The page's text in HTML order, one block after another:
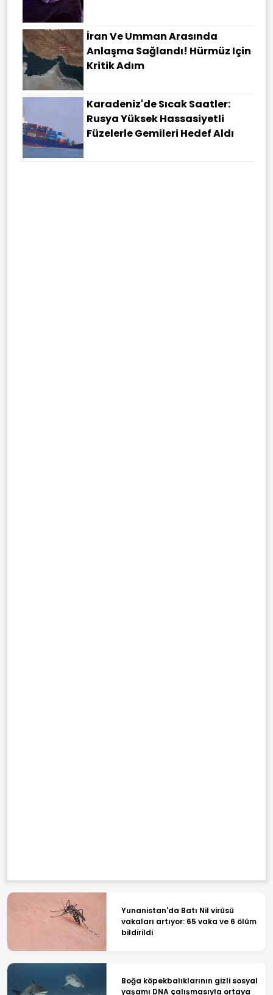
İran Ve Umman Arasında
Anlaşma Sağlandı! Hürmüz Için
Kritik Adım
Karadeniz'de Sıcak Saatler:
Rusya Yüksek Hassasiyetli
Füzelerle Gemileri Hedef Aldı
Yunanistan'da Batı Nil virüsü
vakaları artıyor: 65 vaka ve 6 ölüm
bildirildi
Boğa köpekbalıklarının gizli sosyal
yaşamı DNA çalışmasıyla ortaya